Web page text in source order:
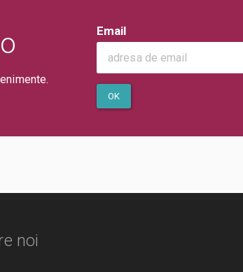
Email
OK
noi